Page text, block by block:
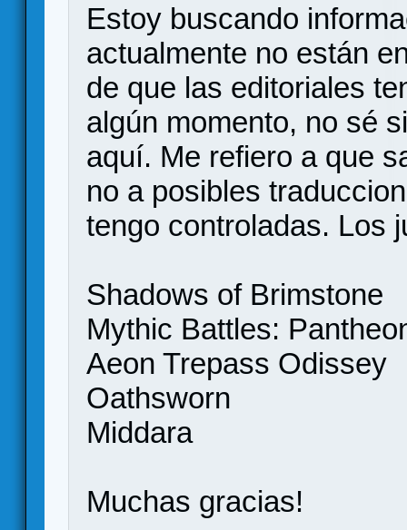
Estoy buscando
actualmente no están
de que las editoriales
algún momento, no sé
aquí. Me refiero a que
no a posibles
tengo controladas. Los
Shadows of Brimstone
Mythic Battles:
Aeon Trepass Odissey
Oathsworn
Middara
Muchas gracias!